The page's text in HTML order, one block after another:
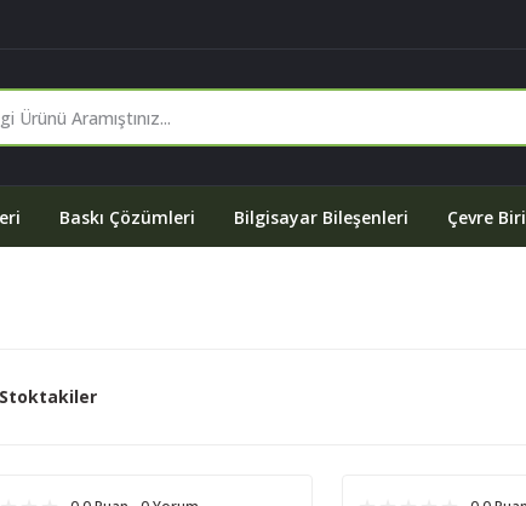
Baskı Çözümleri Bilgisayar Bileşenleri Çevre
Stoktakiler